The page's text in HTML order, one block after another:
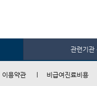
관련기관
이용약관 비급여진료비용